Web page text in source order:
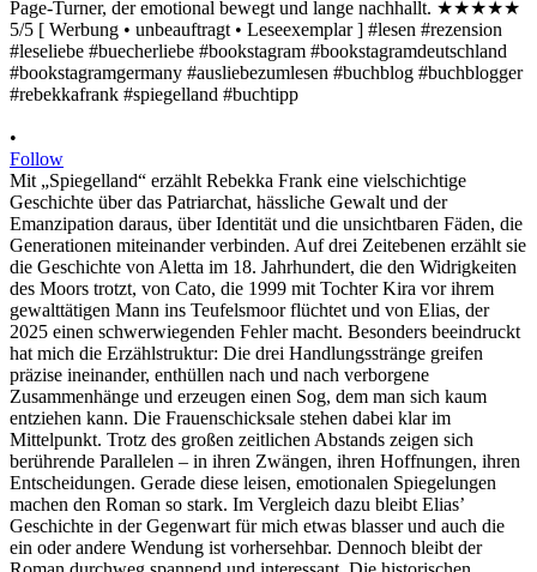
•
Follow
Mit „Spiegelland“ erzählt Rebekka Frank eine vielschichtige
Geschichte über das Patriarchat, hässliche Gewalt und der
Emanzipation daraus, über Identität und die unsichtbaren Fäden, die
Generationen miteinander verbinden. Auf drei Zeitebenen erzählt sie
die Geschichte von Aletta im 18. Jahrhundert, die den Widrigkeiten
des Moors trotzt, von Cato, die 1999 mit Tochter Kira vor ihrem
gewalttätigen Mann ins Teufelsmoor flüchtet und von Elias, der
2025 einen schwerwiegenden Fehler macht. Besonders beeindruckt
hat mich die Erzählstruktur: Die drei Handlungsstränge greifen
präzise ineinander, enthüllen nach und nach verborgene
Zusammenhänge und erzeugen einen Sog, dem man sich kaum
entziehen kann. Die Frauenschicksale stehen dabei klar im
Mittelpunkt. Trotz des großen zeitlichen Abstands zeigen sich
berührende Parallelen – in ihren Zwängen, ihren Hoffnungen, ihren
Entscheidungen. Gerade diese leisen, emotionalen Spiegelungen
machen den Roman so stark. Im Vergleich dazu bleibt Elias’
Geschichte in der Gegenwart für mich etwas blasser und auch die
ein oder andere Wendung ist vorhersehbar. Dennoch bleibt der